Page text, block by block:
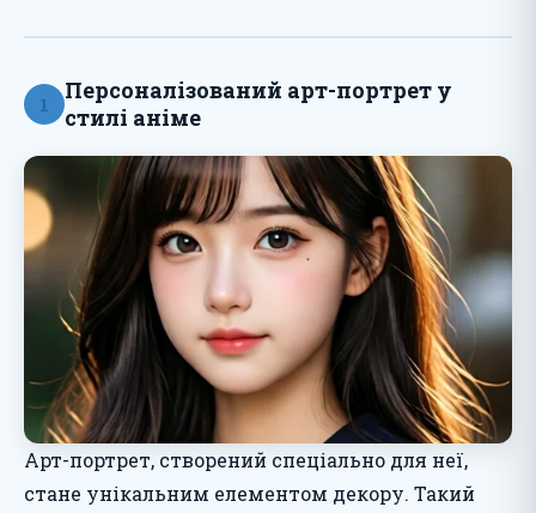
1
Персоналізований арт-портрет у
стилі аніме
Арт-портрет, створений спеціально для неї,
стане унікальним елементом декору. Такий